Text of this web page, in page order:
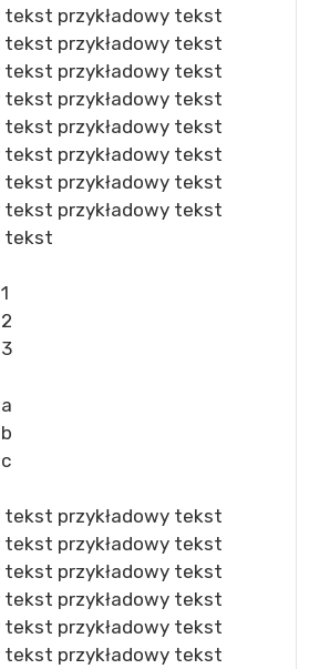
tekst przykładowy tekst
tekst przykładowy tekst
tekst przykładowy tekst
tekst przykładowy tekst
tekst przykładowy tekst
tekst przykładowy tekst
tekst przykładowy tekst
tekst przykładowy tekst
tekst
tekst przykładowy tekst
tekst przykładowy tekst
tekst przykładowy tekst
tekst przykładowy tekst
tekst przykładowy tekst
tekst przykładowy tekst